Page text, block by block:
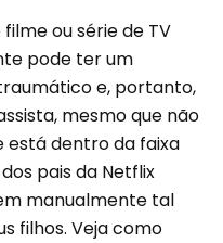
ou série de TV
pode ter um
e, portanto,
mesmo que não
está dentro da faixa
pais da Netflix
manualmente tal
filhos. Veja como